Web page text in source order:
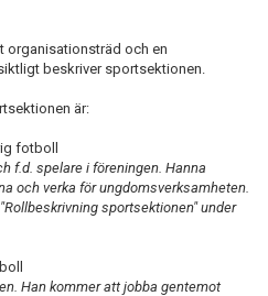
organisationsträd och en
beskriver sportsektionen.
är:
fotboll
f.d. spelare i föreningen. Hanna
och verka för ungdomsverksamheten.
sportsektionen" under
Han kommer att jobba gentemot